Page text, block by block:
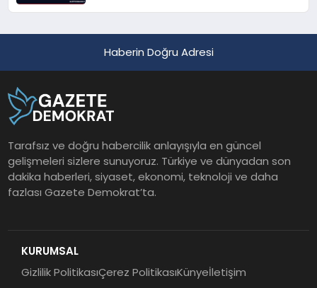
Haberin Doğru Adresi
Tarafsız ve doğru habercilik anlayışıyla en güncel
gelişmeleri sizlere sunuyoruz. Türkiye ve dünyadan son
dakika haberleri, siyaset, ekonomi, teknoloji ve daha
fazlası Gazete Demokrat’ta.
KURUMSAL
Gizlilik PolitikasıÇerez PolitikasıKünyeİletişim